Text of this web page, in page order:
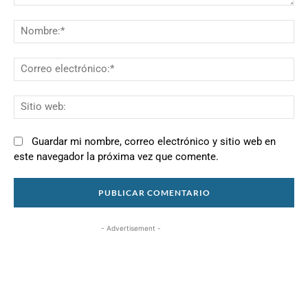
Guardar mi nombre, correo electrónico y sitio web en
este navegador la próxima vez que comente.
- Advertisement -